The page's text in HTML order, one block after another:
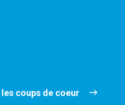
coups de coeur